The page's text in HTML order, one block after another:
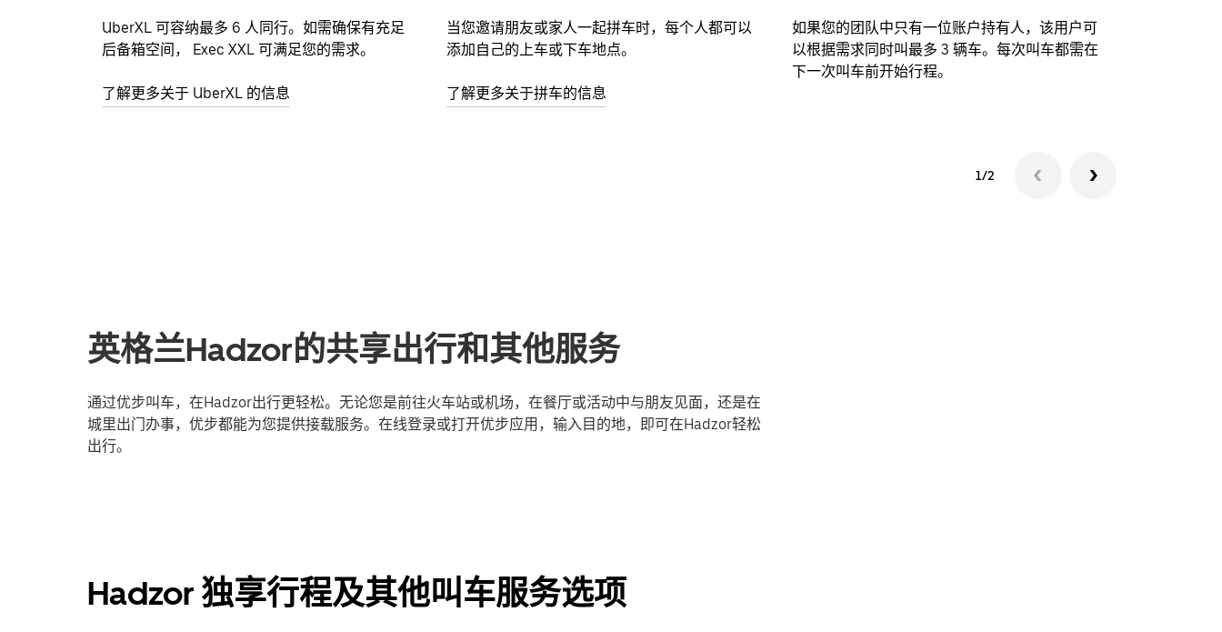
UberXL 可容纳最多 6 人同行。如需确保有充足
后备箱空间， Exec XXL 可满足您的需求。
了解更多关于 UberXL 的信息
当您邀请朋友或家人一起拼车时，每个人都可以
添加自己的上车或下车地点。
了解更多关于拼车的信息
如果您的团队中只有一位账户持有人，该用户可
以根据需求同时叫最多 3 辆车。每次叫车都需在
下一次叫车前开始行程。
1/2
英格兰Hadzor的共享出行和其他服务
通过优步叫车，在Hadzor出行更轻松。无论您是前往火车站或机场，在餐厅或活动中与朋友见面，还是在
城里出门办事，优步都能为您提供接载服务。在线登录或打开优步应用，输入目的地，即可在Hadzor轻松
出行。
Hadzor 独享行程及其他叫车服务选项